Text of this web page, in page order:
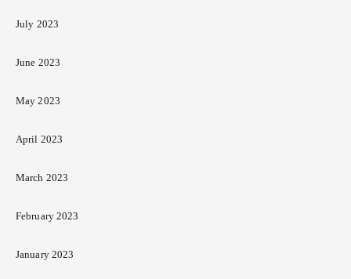
July 2023
June 2023
May 2023
April 2023
March 2023
February 2023
January 2023